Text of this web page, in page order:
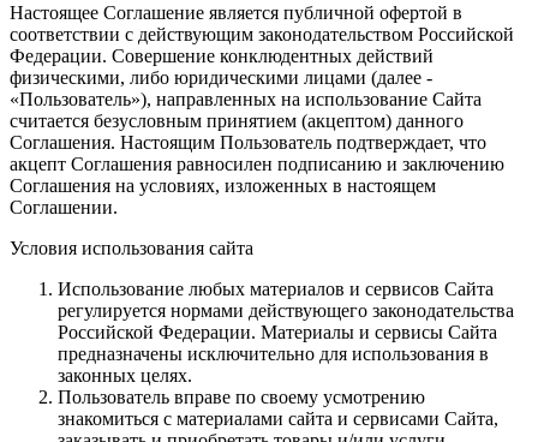
Настоящее Соглашение является публичной офертой в
соответствии с действующим законодательством Российской
Федерации. Совершение конклюдентных действий
физическими, либо юридическими лицами (далее -
«Пользователь»), направленных на использование Сайта
считается безусловным принятием (акцептом) данного
Соглашения. Настоящим Пользователь подтверждает, что
акцепт Соглашения равносилен подписанию и заключению
Соглашения на условиях, изложенных в настоящем
Соглашении.
Условия использования сайта
Использование любых материалов и сервисов Сайта
регулируется нормами действующего законодательства
Российской Федерации. Материалы и сервисы Сайта
предназначены исключительно для использования в
законных целях.
Пользователь вправе по своему усмотрению
знакомиться с материалами сайта и сервисами Сайта,